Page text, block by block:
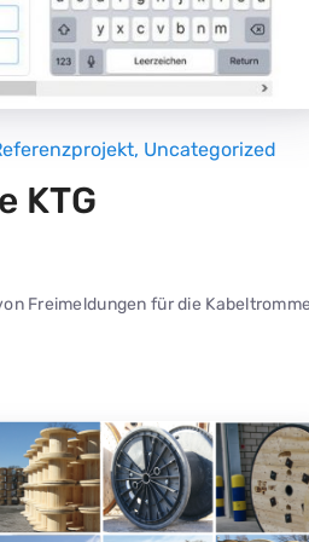
, Uncategorized
KTG
Freimeldungen für die